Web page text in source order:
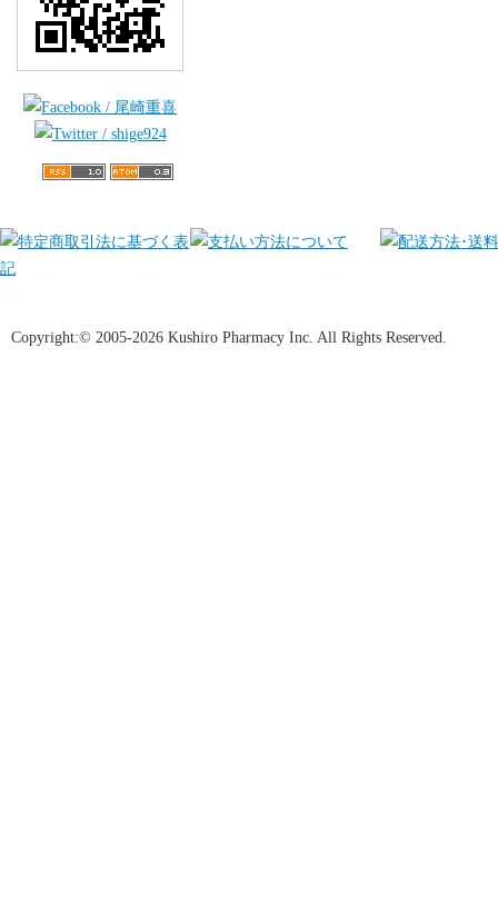
Copyright:© 2005-2026 Kushiro Pharmacy Inc. All Rights Reserved.